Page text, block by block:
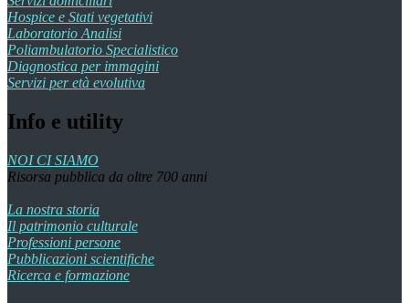
Hospice e Stati vegetativi
Laboratorio Analisi
Poliambulatorio Specialistico
Diagnostica per immagini
Servizi per età evolutiva
Info e utility
NOI CI SIAMO
Risorsa pubblica da oltre 700 anni
La nostra storia
Il patrimonio culturale
Professioni persone
Pubblicazioni scientifiche
Ricerca e formazione